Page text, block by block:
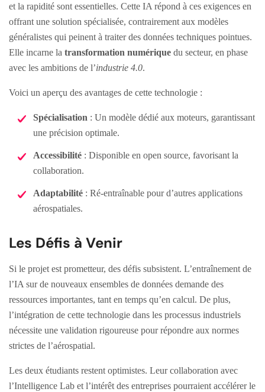
et la rapidité sont essentielles. Cette IA répond à ces exigences en
offrant une solution spécialisée, contrairement aux modèles
généralistes qui peinent à traiter des données techniques pointues.
Elle incarne la transformation numérique du secteur, en phase
avec les ambitions de l’industrie 4.0.
Voici un aperçu des avantages de cette technologie :
Spécialisation : Un modèle dédié aux moteurs, garantissant
une précision optimale.
Accessibilité : Disponible en open source, favorisant la
collaboration.
Adaptabilité : Ré-entraînable pour d’autres applications
aérospatiales.
Les Défis à Venir
Si le projet est prometteur, des défis subsistent. L’entraînement de
l’IA sur de nouveaux ensembles de données demande des
ressources importantes, tant en temps qu’en calcul. De plus,
l’intégration de cette technologie dans les processus industriels
nécessite une validation rigoureuse pour répondre aux normes
strictes de l’aérospatial.
Les deux étudiants restent optimistes. Leur collaboration avec
l’Intelligence Lab et l’intérêt des entreprises pourraient accélérer le